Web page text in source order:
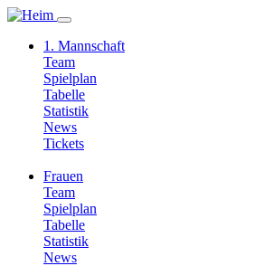
1. Mannschaft
Team
Spielplan
Tabelle
Statistik
News
Tickets
Frauen
Team
Spielplan
Tabelle
Statistik
News